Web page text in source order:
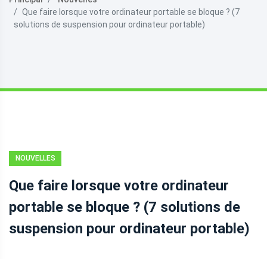
Que faire lorsque votre ordinateur portable se bloque ? (7
solutions de suspension pour ordinateur portable)
NOUVELLES
Que faire lorsque votre ordinateur
portable se bloque ? (7 solutions de
suspension pour ordinateur portable)